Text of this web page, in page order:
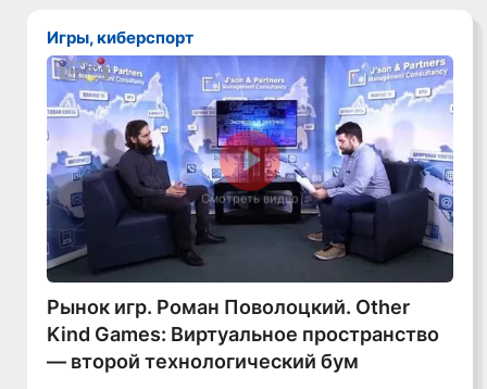
Игры, киберспорт
Смотреть видео
Рынок игр. Роман Поволоцкий. Other
Kind Games: Виртуальное пространство
— второй технологический бум